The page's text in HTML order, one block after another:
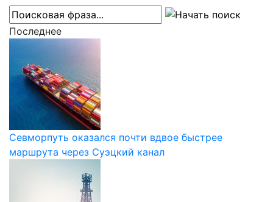
Последнее
Севморпуть оказался почти вдвое быстрее
маршрута через Суэцкий канал